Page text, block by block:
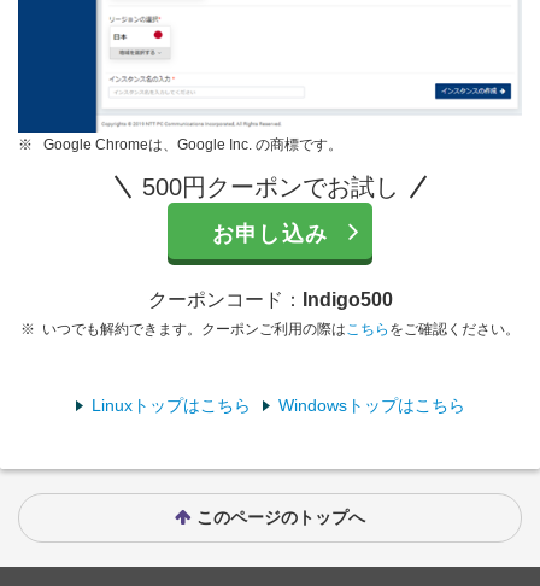
※ Google Chromeは、Google Inc. の商標です。
500円クーポンでお試し
お申し込み
クーポンコード： Indigo500
※ いつでも解約できます。クーポンご利用の際は こちら をご確認ください。
Linuxトップはこちら Windowsトップはこちら
このページのトップへ